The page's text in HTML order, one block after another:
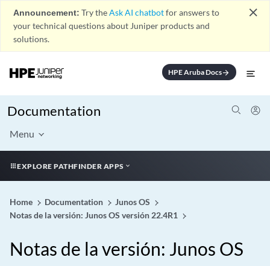
Announcement: Try theAsk AI chatbotfor answers to
your technical questions about Juniper products and
solutions.
close
HPE Aruba Docsarrow_forward
Documentation
Menu
EXPLORE PATHFINDER APPS
Home Documentation
Junos OS
Notas de la versión: Junos OS versión 22.4R1
Notas de la versión: Junos OS